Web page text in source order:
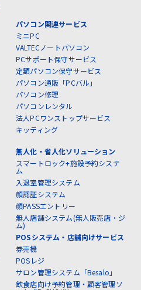
パソコン関連サービス
ミニPC
VALTECノートパソコン
PCサポート保守サービス
定額パソコン保守サービス
パソコン通販「PCバル」
パソコン修理
パソコンレンタル
法人PCワンストップサービス
キッティング
無人化・省人化ソリューション
スマートロック+施設予約システ
ム
入退室管理システム
顔認証システム
顔PASSエントリー
無人店舗システム(無人販売店・ジ
ム)
POSシステム・店舗向けサービス
券売機
POSレジ
サロン管理システム「Besalo」
飲食店向け予約管理・顧客管理ソ